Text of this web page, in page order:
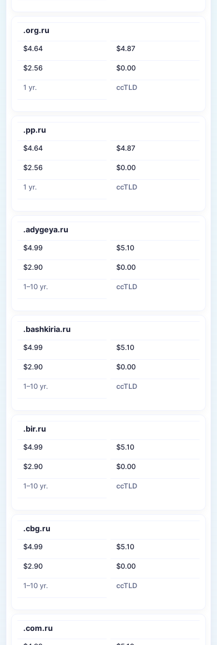
.org.ru
$4.64 $4.87
$2.56 $0.00
1 yr. ccTLD
.pp.ru
$4.64 $4.87
$2.56 $0.00
1 yr. ccTLD
.adygeya.ru
$4.99 $5.10
$2.90 $0.00
1–10 yr. ccTLD
.bashkiria.ru
$4.99 $5.10
$2.90 $0.00
1–10 yr. ccTLD
.bir.ru
$4.99 $5.10
$2.90 $0.00
1–10 yr. ccTLD
.cbg.ru
$4.99 $5.10
$2.90 $0.00
1–10 yr. ccTLD
.com.ru